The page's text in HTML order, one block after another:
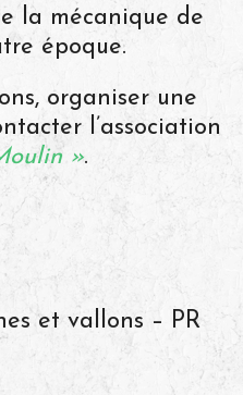
la mécanique de
époque.
organiser une
l’association
».
et vallons – PR